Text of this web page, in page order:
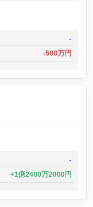
-
-500万円
-
1億2400万2000円